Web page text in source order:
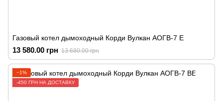
Газовый котел дымоходный Корди Вулкан АОГВ-7 Е
13 580.00 грн 13 680.00 грн
−1%
-450 ГРН НА ДОСТАВКУ